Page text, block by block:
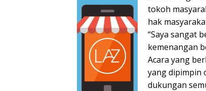
tokoh
hak
“Saya sangat
kemenangan
Acara yang
yang dipimpin
dukungan